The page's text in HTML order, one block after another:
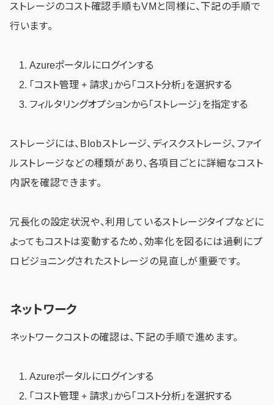
ストレージのコスト確認手順もVMと同様に、下記の手順で
行います。
Azureポータルにログインする
「コスト管理 + 請求」から「コスト分析」を選択する
フィルタリングオプションから「ストレージ」を指定する
ストレージには、Blobストレージ、ディスクストレージ、ファイ
ルストレージなどの種類があり、各項目ごとに詳細なコスト
内訳を確認できます。
冗長化の設定状況や、利用しているストレージタイプなどに
よってもコストは変動するため、効率化を図るには過剰にプ
ロビジョニングされたストレージの見直しが重要です。
ネットワーク
ネットワークコストの確認は、下記の手順で進めます。
Azureポータルにログインする
「コスト管理 + 請求」から「コスト分析」を選択する